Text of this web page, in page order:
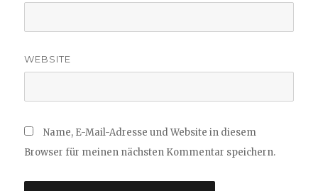
WEBSITE
Name, E-Mail-Adresse und Website in diesem
Browser für meinen nächsten Kommentar speichern.